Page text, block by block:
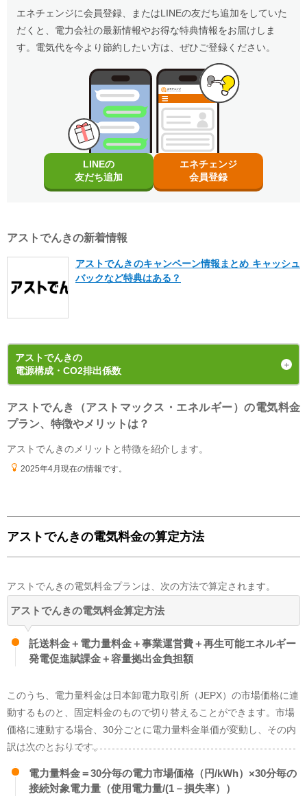
エネチェンジに会員登録、またはLINEの友だち追加をしていた
だくと、電力会社の最新情報やお得な特典情報をお届けしま
す。電気代を今より節約したい方は、ぜひご登録ください。
LINEの
友だち追加
エネチェンジ
会員登録
アストでんきの新着情報
アストでんきのキャンペーン情報まとめ キャッシュ
バックなど特典はある？
アストでんきの
電源構成・CO2排出係数
発電手段の内訳（電源構成）
2024年4月1日 ~ 2025年3月31日
卸電力取引所
FIT電気
その他
12
実績値を元に公開されているすべての電源構成については、旧一般電気事業
ら、市場調達、常時バックアップ、インバランス補給等の内訳に原子力発電
所が含まれません。今後、原子力発電所が稼働した際には、すべての電力会
社の市場調達、常時バックアップ、インバランス補給等の内訳に原子力発電
による電気が含まれてくることが想定されます。
FIT電気について
がこの電気を調達する費用の一部は、
外の方も含め、電気をご利用のすべての皆様から集めた賦課金により賄われ
ており、この電気のCO2排出量については、火力発電なども含めた全国平
均の電気のCO2排出量を持った電気として扱われます。
アストでんき（アストマックス・エネルギー）の電気料金
プラン、特徴やメリットは？
アストでんきのメリットと特徴を紹介します。
2025年4月現在の情報です。
アストでんきの電気料金の算定方法
アストでんきの電気料金プランは、次の方法で算定されます。
アストでんきの電気料金算定方法
託送料金＋電力量料金＋事業運営費＋再生可能エネルギー
発電促進賦課金＋容量拠出金負担額
このうち、電力量料金は日本卸電力取引所（JEPX）の市場価格に連
動するものと、固定料金のもので切り替えることができます。市場
価格に連動する場合、30分ごとに電力量料金単価が変動し、その内
訳は次のとおりです。
電力量料金＝30分毎の電力市場価格（円/kWh）×30分毎の
接続対象電力量（使用電力量/(1－損失率））